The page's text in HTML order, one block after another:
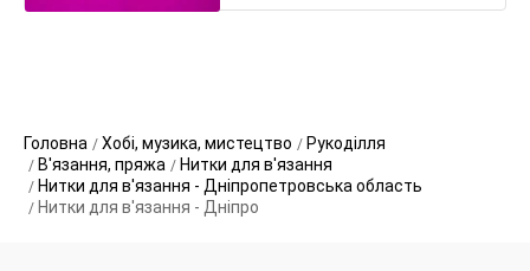
Головна Хобі, музика, мистецтво
Рукоділля
В'язання, пряжа
Нитки для в'язання
Нитки для в'язання - Дніпропетровська область
Нитки для в'язання - Дніпро